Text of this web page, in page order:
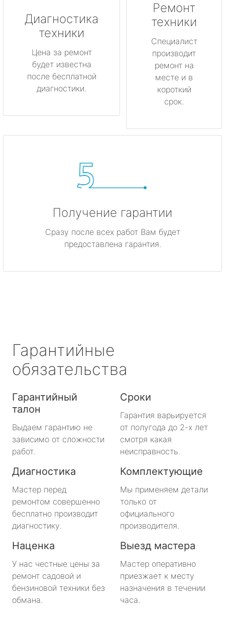
Диагностика
техники
Цена за ремонт
будет известна
после бесплатной
диагностики.
Ремонт
техники
Специалист
производит
ремонт на
месте и в
короткий
срок.
Получение гарантии
Сразу после всех работ Вам будет
предоставлена гарантия.
Гарантийные
обязательства
Гарантийный
талон
Выдаем гарантию не
зависимо от сложности
работ.
Сроки
Гарантия варьируется
от полугода до 2-х лет
смотря какая
неисправность.
Диагностика
Мастер перед
ремонтом совершенно
бесплатно производит
диагностику.
Комплектующие
Мы применяем детали
только от
официального
производителя.
Наценка
У нас честные цены за
ремонт садовой и
бензиновой техники без
обмана.
Выезд мастера
Мастер оперативно
приезжает к месту
назначения в течении
часа.